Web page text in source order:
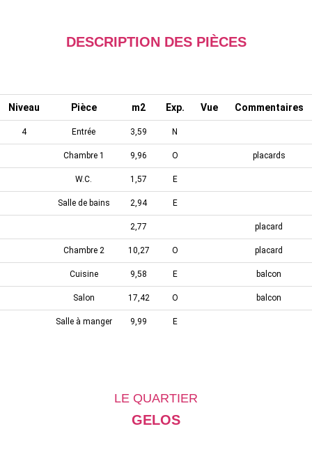
DESCRIPTION DES PIÈCES
Niveau Pièce m2 Exp. Vue Commentaires
4 Entrée 3,59 N
Chambre 1 9,96 O placards
W.C. 1,57 E
Salle de bains 2,94 E
2,77 placard
Chambre 2 10,27 O placard
Cuisine 9,58 E balcon
Salon 17,42 O balcon
Salle à manger 9,99 E
LE QUARTIER
GELOS